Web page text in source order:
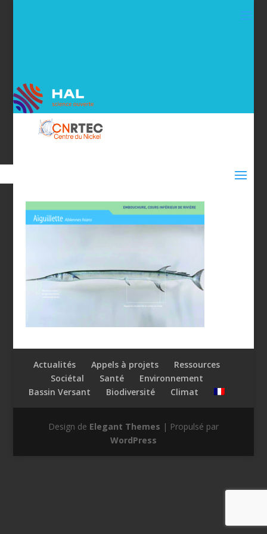
Actualités Appels à projets
Ressources
Sociétal
Santé
Environnement
Bassin Versant
Biodiversité Climat
Design de Elegant Themes | Propulsé par
WordPress